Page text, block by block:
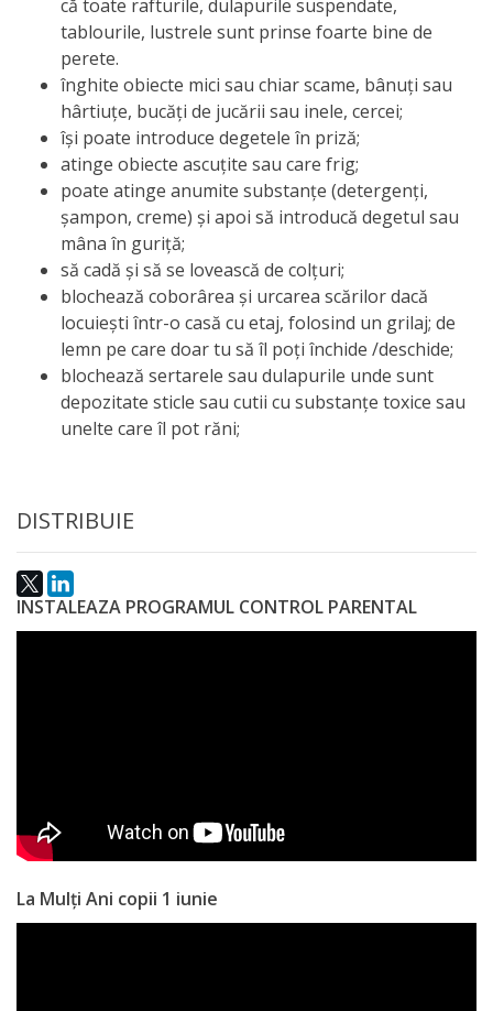
Acte
interne
Media
Comunicate
de
presă
Informații
utile
Versiunea
a
paginii
web
că toate rafturile, dulapurile suspendate,
tablourile, lustrele sunt prinse foarte bine de
perete.
înghite obiecte mici sau chiar scame, bânuţi sau
hârtiuţe, bucăţi de jucării sau inele, cercei;
îşi poate introduce degetele în priză;
atinge obiecte ascuţite sau care frig;
poate atinge anumite substanţe (detergenţi,
şampon, creme) şi apoi să introducă degetul sau
mâna în guriţă;
să cadă şi să se lovească de colţuri;
blochează coborârea şi urcarea scărilor dacă
locuieşti într-o casă cu etaj, folosind un grilaj; de
lemn pe care doar tu să îl poţi închide /deschide;
blochează sertarele sau dulapurile unde sunt
depozitate sticle sau cutii cu substanţe toxice sau
unelte care îl pot răni;
DISTRIBUIE
INSTALEAZA PROGRAMUL CONTROL PARENTAL
La Mulți Ani copii 1 iunie